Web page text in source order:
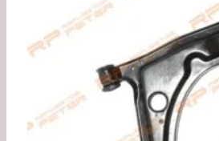
$146.990.
es: